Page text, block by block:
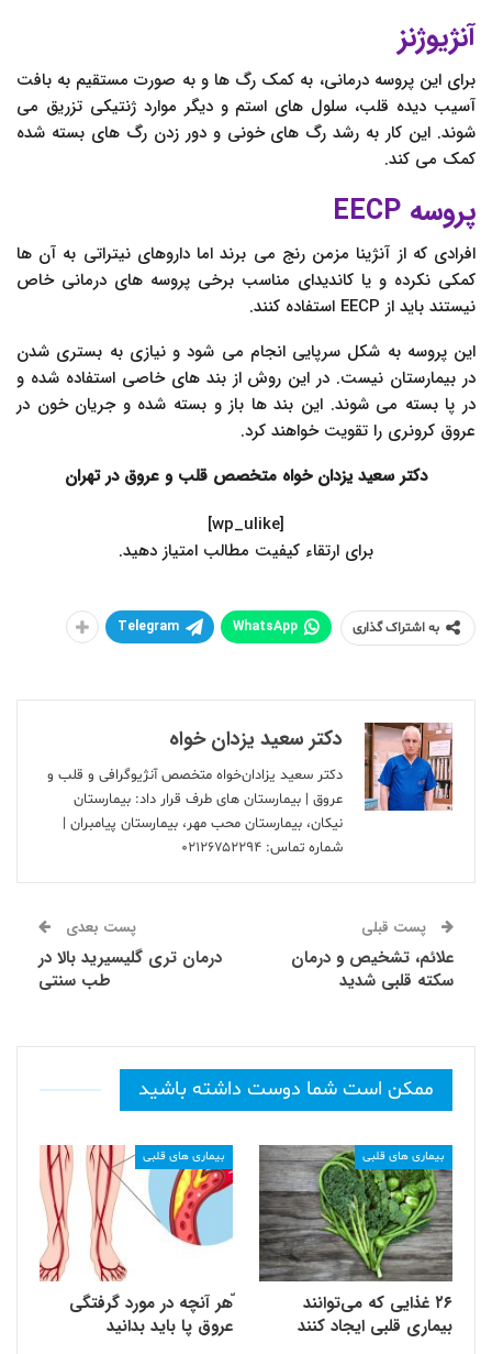
آنژیوژنز
برای این پروسه درمانی، به کمک رگ ها و به صورت مستقیم به بافت
آسیب دیده قلب، سلول های استم و دیگر موارد ژنتیکی تزریق می
شوند. این کار به رشد رگ های خونی و دور زدن رگ های بسته شده
کمک می کند.
پروسه EECP
افرادی که از آنژینا مزمن رنج می برند اما داروهای نیتراتی به آن ها
کمکی نکرده و یا کاندیدای مناسب برخی پروسه های درمانی خاص
نیستند باید از EECP استفاده کنند.
این پروسه به شکل سرپایی انجام می شود و نیازی به بستری شدن
در بیمارستان نیست. در این روش از بند های خاصی استفاده شده و
در پا بسته می شوند. این بند ها باز و بسته شده و جریان خون در
عروق کرونری را تقویت خواهند کرد.
دکتر سعید یزدان خواه متخصص قلب و عروق در تهران
[wp_ulike]
.برای ارتقاء کیفیت مطالب امتیاز دهید
به اشتراک گذاری WhatsApp
Telegram
دکتر سعید یزدان خواه
دکتر سعید یزادان‌خواه متخصص آنژیوگرافی و قلب و
عروق | بیمارستان های طرف قرار داد: بیمارستان
نیکان، بیمارستان محب مهر، بیمارستان پیامبران |
شماره تماس: ۰۲۱۲۶۷۵۲۲۹۴
پست قبلی
علائم، تشخیص و درمان
سکته قلبی شدید
پست بعدی
درمان تری گلیسیرید بالا در
طب سنتی
ممکن است شما دوست داشته باشید
بیماری های قلبی
۲۶ غذایی که می‌توانند
بیماری قلبی ایجاد کنند
بیماری های قلبی
ّهر آنچه در مورد گرفتگی
عروق پا باید بدانید